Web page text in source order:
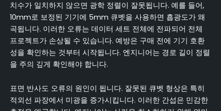
치수가 일치하지 않으면 광학 정렬이 잘못됩니다. 예를 들어,
10mm로 보정된 기기에 5mm 큐벳을 사용하면 흡광도가 왜
곡됩니다. 이러한 오류는 데이터 세트 전체에 전파되어 전체
프로젝트가 손상될 수 있습니다. 예방은 구매 전에 기기 호환
성을 확인하는 것부터 시작됩니다. 엔지니어는 경로 길이 정렬
을 주의 깊게 확인해야 합니다.
표면 반사도 오류의 원인이 됩니다. 잘못된 큐벳 형상은 특히
적외선 파장에서 미광을 증가시킵니다. 이러한 간섭은 민감한